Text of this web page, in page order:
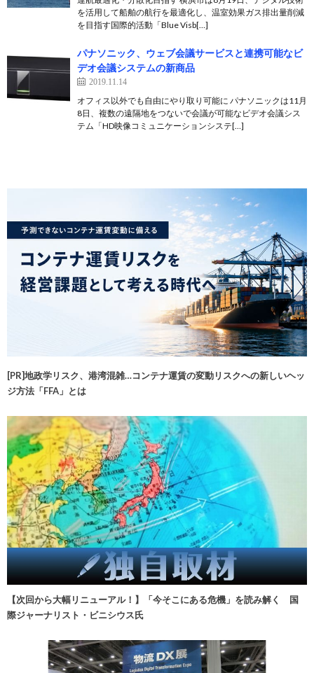
を活用して船舶の航行を最適化し、温室効果ガス排出量削減
を目指す国際的活動「Blue Visb[…]
パナソニック、ウェブ会議サービスと連携可能なビ
デオ会議システムの新商品
2019.11.14
オフィス以外でも自由にやり取り可能に パナソニックは11月
8日、複数の遠隔地をつないで会議が可能なビデオ会議シス
テム「HD映像コミュニケーションシステ[…]
[PR]地政学リスク、港湾混雑…コンテナ運賃の変動リスクへの新しいヘッ
ジ方法「FFA」とは
【次回から大幅リニューアル！】「今そこにある危機」を読み解く 国
際ジャーナリスト・ビニシウス氏